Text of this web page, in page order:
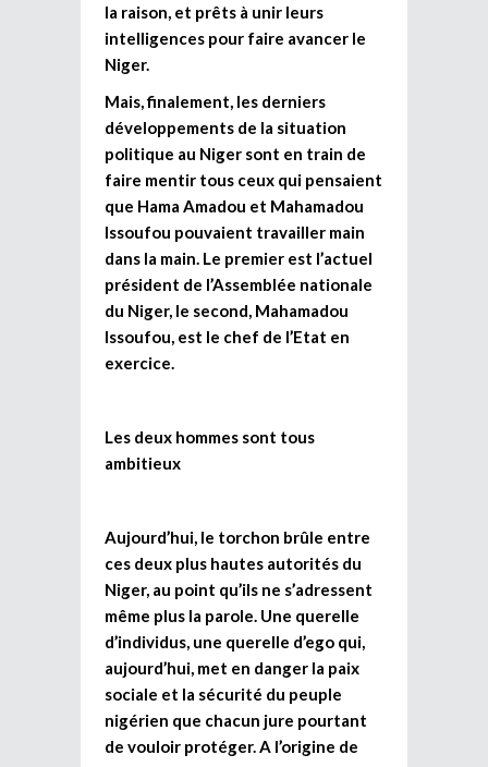
la raison, et prêts à unir leurs
intelligences pour faire avancer le
Niger.
Mais, finalement, les derniers
développements de la situation
politique au Niger sont en train de
faire mentir tous ceux qui pensaient
que Hama Amadou et Mahamadou
Issoufou pouvaient travailler main
dans la main. Le premier est l’actuel
président de l’Assemblée nationale
du Niger, le second, Mahamadou
Issoufou, est le chef de l’Etat en
exercice.
Les deux hommes sont tous
ambitieux
Aujourd’hui, le torchon brûle entre
ces deux plus hautes autorités du
Niger, au point qu’ils ne s’adressent
même plus la parole. Une querelle
d’individus, une querelle d’ego qui,
aujourd’hui, met en danger la paix
sociale et la sécurité du peuple
nigérien que chacun jure pourtant
de vouloir protéger. A l’origine de